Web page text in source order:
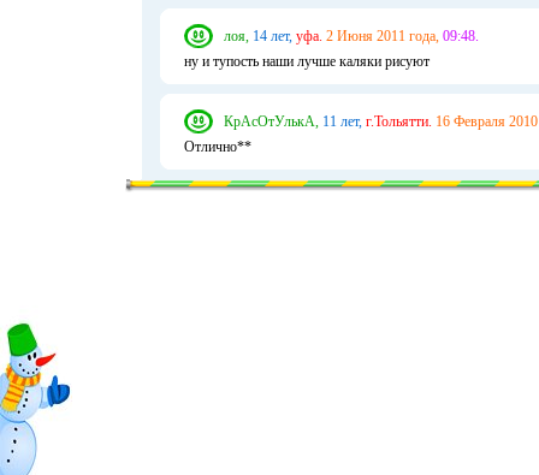
лоя, 14 лет, уфа. 2 Июня 2011 года, 09:48.
ну и тупость наши лучше каляки рисуют
КрАсОтУлькА, 11 лет, г.Тольятти. 16 Февраля
Отлично**